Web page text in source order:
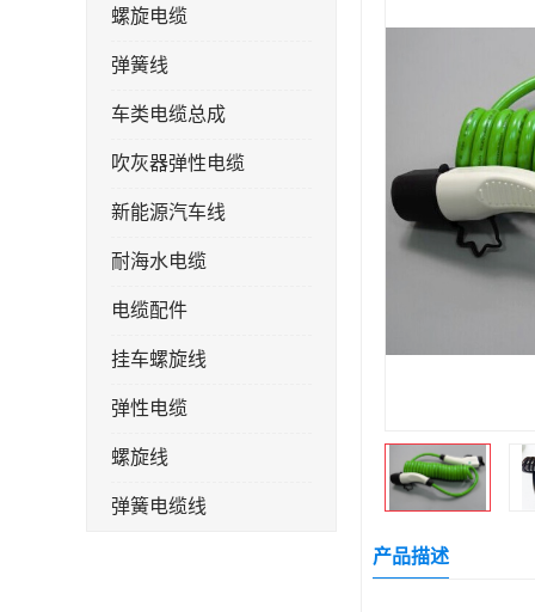
螺旋电缆
弹簧线
车类电缆总成
吹灰器弹性电缆
新能源汽车线
耐海水电缆
电缆配件
挂车螺旋线
弹性电缆
螺旋线
弹簧电缆线
产品描述